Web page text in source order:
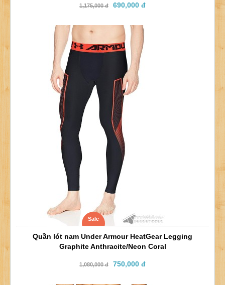
1,175,000 đ 690,000 đ
Sale
Quần lót nam Under Armour HeatGear Legging
Graphite Anthracite/Neon Coral
1,080,000 đ 750,000 đ